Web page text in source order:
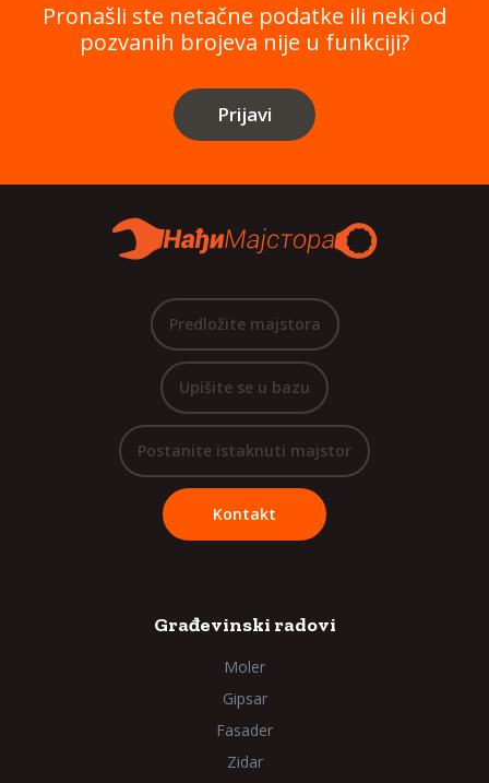
Pronašli ste netačne podatke ili neki od
pozvanih brojeva nije u funkciji?
Prijavi
Predložite majstora
Upišite se u bazu
Postanite istaknuti majstor
Kontakt
Građevinski radovi
Moler
Gipsar
Fasader
Zidar